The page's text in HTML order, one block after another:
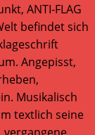
ANTI-FLAG
befindet sich
Angepisst,
Musikalisch
textlich seine